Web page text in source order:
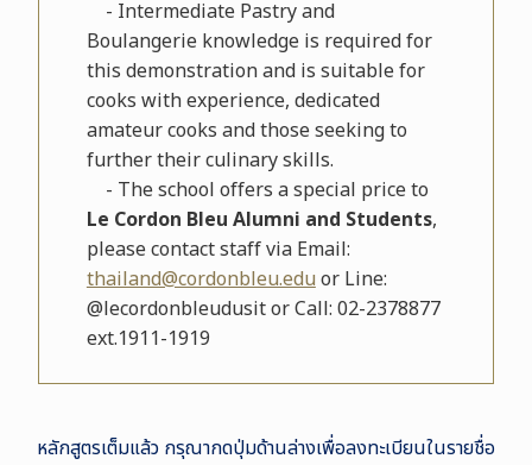
- Intermediate Pastry and
Boulangerie knowledge is required for
this demonstration and is suitable for
cooks with experience, dedicated
amateur cooks and those seeking to
further their culinary skills.
- The school offers a special price to
Le Cordon Bleu Alumni and Students,
please contact staff via Email:
thailand@cordonbleu.eduor Line:
@lecordonbleudusit or Call: 02-2378877
ext.1911-1919
หลักสูตรเต็มแล้ว กรุณากดปุ่มด้านล่างเพื่อลงทะเบียนในรายชื่อ